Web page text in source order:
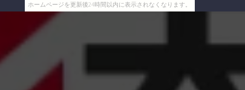
ホームページを更新後24時間以内に表示されなくなります。